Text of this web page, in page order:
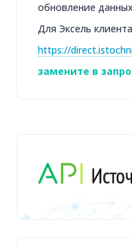
обновление
Для Эксель
https://
замените в